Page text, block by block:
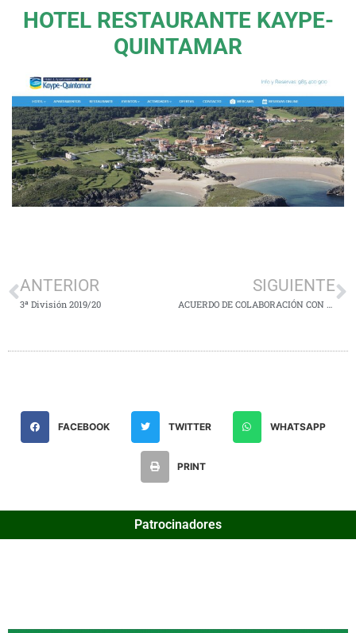
HOTEL RESTAURANTE KAYPE-
QUINTAMAR
ANTERIOR
3ª División 2019/20
SIGUIENTE
ACUERDO DE COLABORACIÓN CON NUTRICIONISTA
FACEBOOK TWITTER WHATSAPP
PRINT
Patrocinadores